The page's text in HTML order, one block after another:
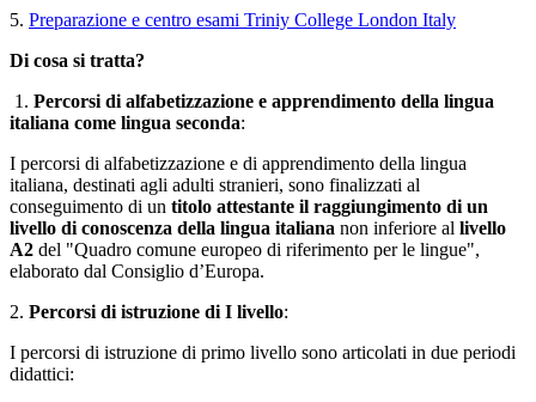
5. Preparazione e centro esami Triniy College London Italy
Di cosa si tratta?
1. Percorsi di alfabetizzazione e apprendimento della lingua
italiana come lingua seconda:
I percorsi di alfabetizzazione e di apprendimento della lingua
italiana, destinati agli adulti stranieri, sono finalizzati al
conseguimento di un titolo attestante il raggiungimento di un
livello di conoscenza della lingua italiana non inferiore al livello
A2 del "Quadro comune europeo di riferimento per le lingue",
elaborato dal Consiglio d’Europa.
2. Percorsi di istruzione di I livello:
I percorsi di istruzione di primo livello sono articolati in due periodi
didattici: